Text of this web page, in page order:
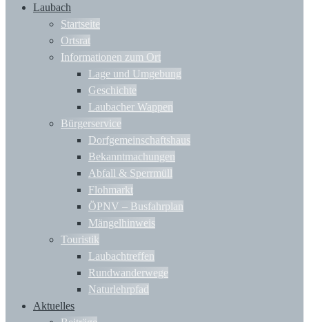
Laubach
Startseite
Ortsrat
Informationen zum Ort
Lage und Umgebung
Geschichte
Laubacher Wappen
Bürgerservice
Dorfgemeinschaftshaus
Bekanntmachungen
Abfall & Sperrmüll
Flohmarkt
ÖPNV – Busfahrplan
Mängelhinweis
Touristik
Laubachtreffen
Rundwanderwege
Naturlehrpfad
Aktuelles